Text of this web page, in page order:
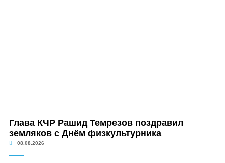
Глава КЧР Рашид Темрезов поздравил
земляков с Днём физкультурника
08.08.2026